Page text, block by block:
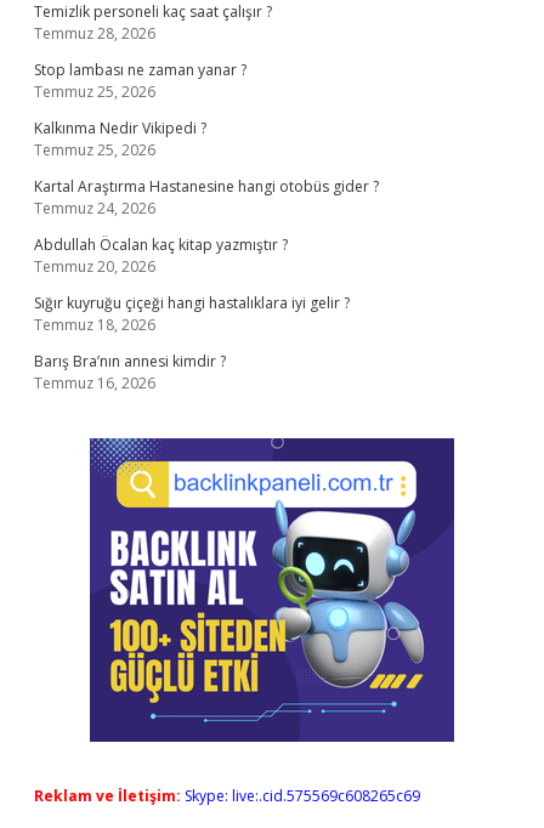
Temizlik personeli kaç saat çalışır ?
Temmuz 28, 2026
Stop lambası ne zaman yanar ?
Temmuz 25, 2026
Kalkınma Nedir Vikipedi ?
Temmuz 25, 2026
Kartal Araştırma Hastanesine hangi otobüs gider ?
Temmuz 24, 2026
Abdullah Öcalan kaç kitap yazmıştır ?
Temmuz 20, 2026
Sığır kuyruğu çiçeği hangi hastalıklara iyi gelir ?
Temmuz 18, 2026
Barış Bra’nın annesi kimdir ?
Temmuz 16, 2026
Reklam ve İletişim: Skype: live:.cid.575569c608265c69